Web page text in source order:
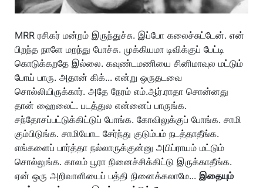
MRR ரசிகர் மன்றம் இருந்துச்சு. இப்போ கலைச்சுட்டேன். என்
பிறந்த நாளே மறந்து போச்சு. முக்கியமா டிவிக்குப் பேட்டி
கொடுக்கறதே இல்லை. கவுண்டமணியை சினிமாவுல மட்டும்
போய் பாரு. அதான் கிக்... என்று ஒருதடவை
சொல்லியிருக்கார். அதே நேரம் எம்.ஆர்.ராதா சொன்னது
தான் ஹைலைட். படத்துல என்னைப் பாருங்க.
சந்தோசப்பட்டுக்கிட்டுப் போங்க. கோவிலுக்குப் போங்க. சாமி
கும்பிடுங்க. சாமியோட சேர்ந்து குடும்பம் நடத்தாதீங்க.
எங்களைப் பார்த்தா நல்லாருக்குன்னு அபிப்ராயம் மட்டும்
சொல்லுங்க. காலம் பூரா நினைச்சிக்கிட்டு இருக்காதீங்க.
ஏன் ஒரு அறிவாளியைப் பத்தி நினைக்கலாமே... இதையும்